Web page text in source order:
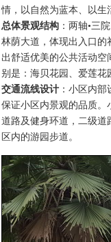
情，以自然为蓝本、以生
总体景观结构：两轴•三
林荫大道，体现出入口的
出舒适优美的公共活动
别是：海贝花园、爱莲花
交通流线设计：小区内部
保证小区内景观的品质。
道路及健身环道，二级
区内的游园步道。